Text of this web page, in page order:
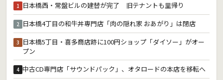
1 日本橋西・常盤ビルの建替が完了 旧テナントも里帰り
2 日本橋4丁目の和牛丼専門店「肉の隠れ家 おあがり」は閉店
3 日本橋5丁目・喜多商店跡に100円ショップ「ダイソー」がオー
プン
4 中古CD専門店「サウンドパック」、オタロードの本店を移転へ